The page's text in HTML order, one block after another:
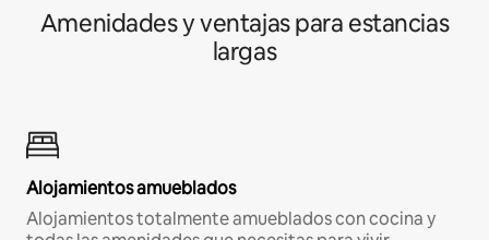
Amenidades y ventajas para estancias
largas
Alojamientos amueblados
Alojamientos totalmente amueblados con cocina y